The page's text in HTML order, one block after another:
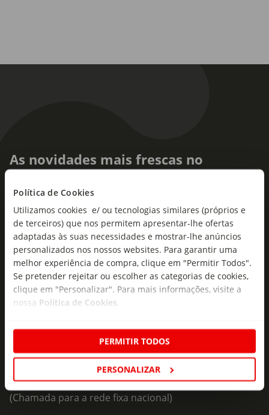
Política de Cookies
Utilizamos cookies e/ ou tecnologias similares (próprios e
de terceiros) que nos permitem apresentar-lhe ofertas
adaptadas às suas necessidades e mostrar-lhe anúncios
personalizados nos nossos websites. Para garantir uma
melhor experiência de compra, clique em "Permitir Todos".
Se pretender rejeitar ou escolher as categorias de cookies,
clique em "Personalizar". Para mais informações, visite a
nossa Política de Cookies.
PERMITIR TODOS
PERSONALIZAR
As novidades mais frescas no
seu e-mail!
ofertas e novidades para si.
Insira o seu e-
mail
Subscrever
Formulário de Contacto
218 247 247
(Chamada para a rede fixa nacional)